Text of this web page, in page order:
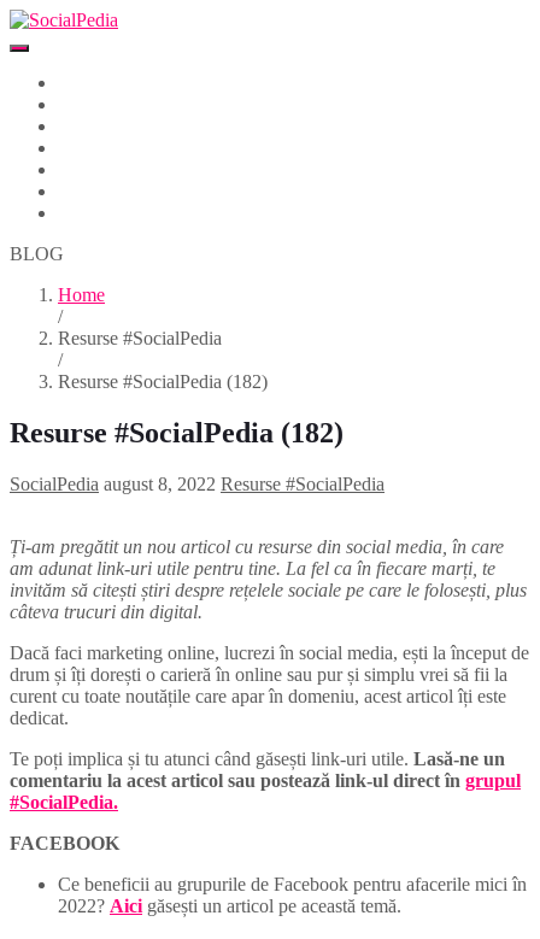
BLOG
Home
/
Resurse #SocialPedia
/
Resurse #SocialPedia (182)
Resurse #SocialPedia (182)
SocialPedia august 8, 2022 Resurse #SocialPedia
Ți-am pregătit un nou articol cu resurse din social media, în care
am adunat link-uri utile pentru tine. La fel ca în fiecare marți, te
invităm să citești știri despre rețelele sociale pe care le folosești, plus
câteva trucuri din digital.
Dacă faci marketing online, lucrezi în social media, ești la început de
drum și îți dorești o carieră în online sau pur și simplu vrei să fii la
curent cu toate noutățile care apar în domeniu, acest articol îți este
dedicat.
Te poți implica și tu atunci când găsești link-uri utile. Lasă-ne un
comentariu la acest articol sau postează link-ul direct în grupul
#SocialPedia.
FACEBOOK
Ce beneficii au grupurile de Facebook pentru afacerile mici în
2022? Aici găsești un articol pe această temă.